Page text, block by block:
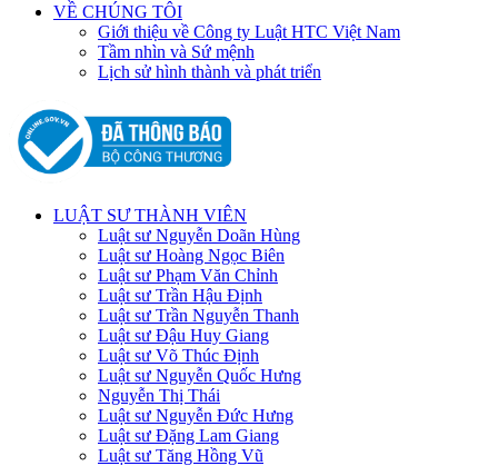
VỀ CHÚNG TÔI
Giới thiệu về Công ty Luật HTC Việt Nam
Tầm nhìn và Sứ mệnh
Lịch sử hình thành và phát triển
LUẬT SƯ THÀNH VIÊN
Luật sư Nguyễn Doãn Hùng
Luật sư Hoàng Ngọc Biên
Luật sư Phạm Văn Chỉnh
Luật sư Trần Hậu Định
Luật sư Trần Nguyễn Thanh
Luật sư Đậu Huy Giang
Luật sư Võ Thúc Định
Luật sư Nguyễn Quốc Hưng
Nguyễn Thị Thái
Luật sư Nguyễn Đức Hưng
Luật sư Đặng Lam Giang
Luật sư Tăng Hồng Vũ